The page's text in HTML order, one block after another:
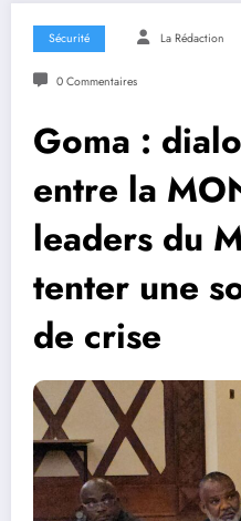
Sécurité La Rédaction
0 Commentaires
Goma :
entre la
leaders du
tenter une
de crise